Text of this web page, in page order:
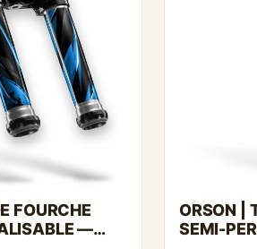
FOURCHE
—
ORSON |
SEMI-